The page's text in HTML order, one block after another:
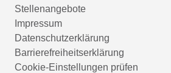
Stellenangebote
Impressum
Datenschutzerklärung
Barrierefreiheitserklärung
Cookie-Einstellungen prüfen